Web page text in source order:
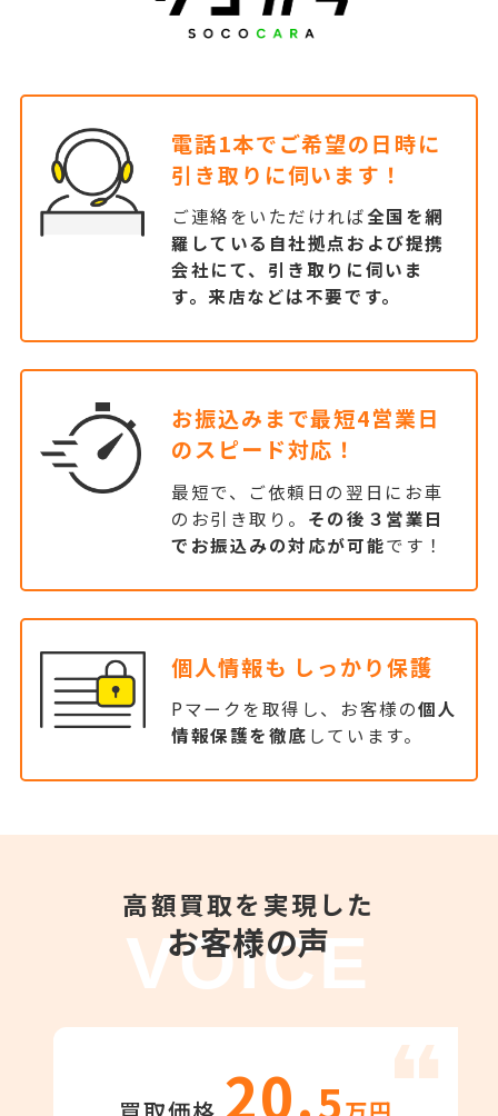
電話1本でご希望の日時に
引き取りに伺います！
ご連絡をいただければ全国を網
羅している自社拠点および提携
会社にて、引き取りに伺いま
す。来店などは不要です。
お振込みまで最短4営業日
のスピード対応！
最短で、ご依頼日の翌日にお車
のお引き取り。 その後３営業日
でお振込みの対応が可能です！
個人情報も しっかり保護
Pマークを取得し、お客様の個人
情報保護を徹底 しています。
高額買取を実現した
お客様の声
VOICE
20.5